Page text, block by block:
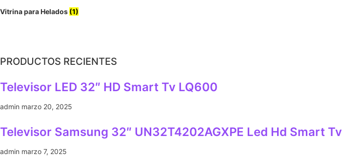
Vitrina para Helados (1)
PRODUCTOS RECIENTES
Televisor LED 32″ HD Smart Tv LQ600
admin marzo 20, 2025
Televisor Samsung 32″ UN32T4202AGXPE Led Hd Smart Tv
admin marzo 7, 2025